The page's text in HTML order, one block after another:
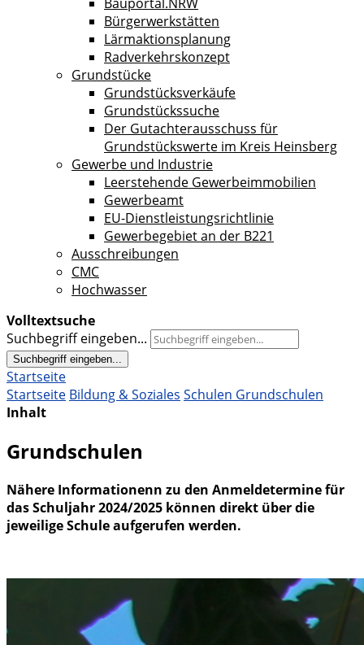
Bürgerwerkstätten
Lärmaktionsplanung
Radverkehrskonzept
Grundstücke
Grundstücksverkäufe
Grundstückssuche
Der Gutachterausschuss für
Grundstückswerte im Kreis Heinsberg
Gewerbe und Industrie
Leerstehende Gewerbeimmobilien
Gewerbeamt
EU-Dienstleistungsrichtlinie
Gewerbegebiet an der B221
Ausschreibungen
CMC
Hochwasser
Volltextsuche
Suchbegriff eingeben...
Suchbegriff eingeben...
Startseite
Startseite Bildung & Soziales Schulen Grundschulen
Inhalt
Grundschulen
Nähere Informationenn zu den Anmeldetermine für
das Schuljahr 2024/2025 können direkt über die
jeweilige Schule aufgerufen werden.